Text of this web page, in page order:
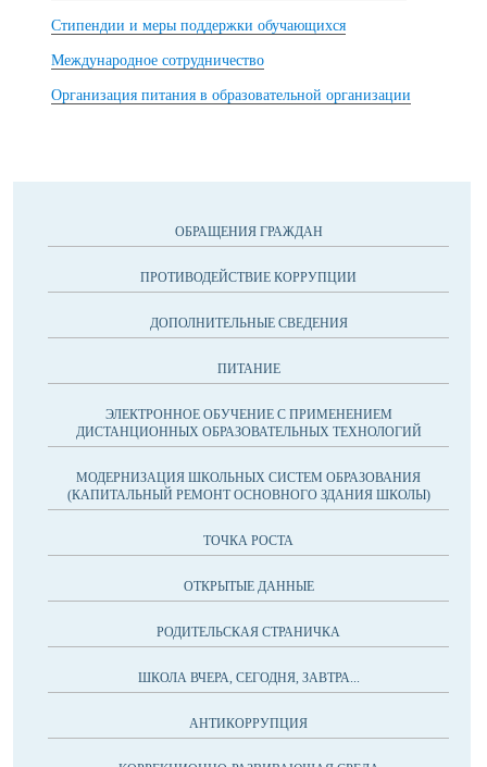
Стипендии и меры поддержки обучающихся
Международное сотрудничество
Организация питания в образовательной организации
ОБРАЩЕНИЯ ГРАЖДАН
ПРОТИВОДЕЙСТВИЕ КОРРУПЦИИ
ДОПОЛНИТЕЛЬНЫЕ СВЕДЕНИЯ
ПИТАНИЕ
ЭЛЕКТРОННОЕ ОБУЧЕНИЕ С ПРИМЕНЕНИЕМ
ДИСТАНЦИОННЫХ ОБРАЗОВАТЕЛЬНЫХ ТЕХНОЛОГИЙ
МОДЕРНИЗАЦИЯ ШКОЛЬНЫХ СИСТЕМ ОБРАЗОВАНИЯ
(КАПИТАЛЬНЫЙ РЕМОНТ ОСНОВНОГО ЗДАНИЯ ШКОЛЫ)
ТОЧКА РОСТА
ОТКРЫТЫЕ ДАННЫЕ
РОДИТЕЛЬСКАЯ СТРАНИЧКА
ШКОЛА ВЧЕРА, СЕГОДНЯ, ЗАВТРА...
АНТИКОРРУПЦИЯ